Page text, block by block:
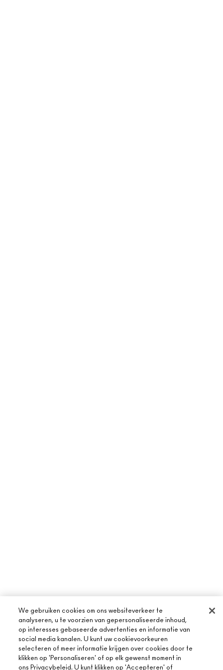
We gebruiken cookies om ons websiteverkeer te
analyseren, u te voorzien van gepersonaliseerde inhoud,
op interesses gebaseerde advertenties en informatie van
social media kanalen. U kunt uw cookievoorkeuren
selecteren of meer informatie krijgen over cookies door te
klikken op 'Personaliseren' of op elk gewenst moment in
ons Privacybeleid. U kunt klikken op 'Accepteren' of